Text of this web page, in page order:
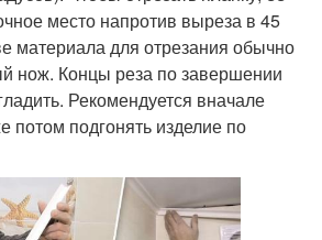
место напротив выреза в 45
материала для отрезания обычно
нож. Концы реза по завершении
Рекомендуется вначале
потом подгонять изделие по